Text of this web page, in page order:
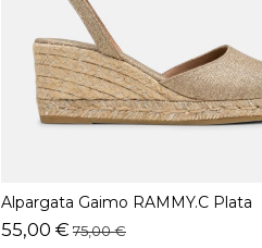
Alpargata Gaimo RAMMY.C Plata
55,00 € 75,00 €